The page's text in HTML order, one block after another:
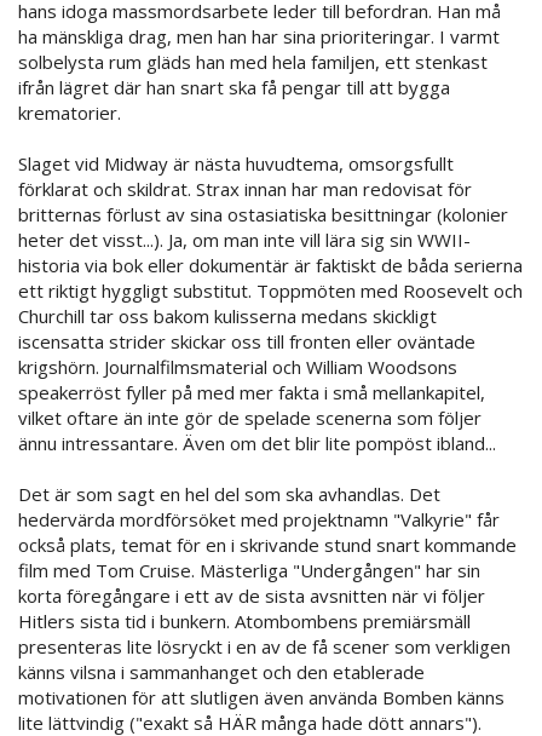
hans idoga massmordsarbete leder till befordran. Han må
ha mänskliga drag, men han har sina prioriteringar. I varmt
solbelysta rum gläds han med hela familjen, ett stenkast
ifrån lägret där han snart ska få pengar till att bygga
krematorier.
Slaget vid Midway är nästa huvudtema, omsorgsfullt
förklarat och skildrat. Strax innan har man redovisat för
britternas förlust av sina ostasiatiska besittningar (kolonier
heter det visst...). Ja, om man inte vill lära sig sin WWII-
historia via bok eller dokumentär är faktiskt de båda serierna
ett riktigt hyggligt substitut. Toppmöten med Roosevelt och
Churchill tar oss bakom kulisserna medans skickligt
iscensatta strider skickar oss till fronten eller oväntade
krigshörn. Journalfilmsmaterial och William Woodsons
speakerröst fyller på med mer fakta i små mellankapitel,
vilket oftare än inte gör de spelade scenerna som följer
ännu intressantare. Även om det blir lite pompöst ibland...
Det är som sagt en hel del som ska avhandlas. Det
hedervärda mordförsöket med projektnamn "Valkyrie" får
också plats, temat för en i skrivande stund snart kommande
film med Tom Cruise. Mästerliga "Undergången" har sin
korta föregångare i ett av de sista avsnitten när vi följer
Hitlers sista tid i bunkern. Atombombens premiärsmäll
presenteras lite lösryckt i en av de få scener som verkligen
känns vilsna i sammanhanget och den etablerade
motivationen för att slutligen även använda Bomben känns
lite lättvindig ("exakt så HÄR många hade dött annars").